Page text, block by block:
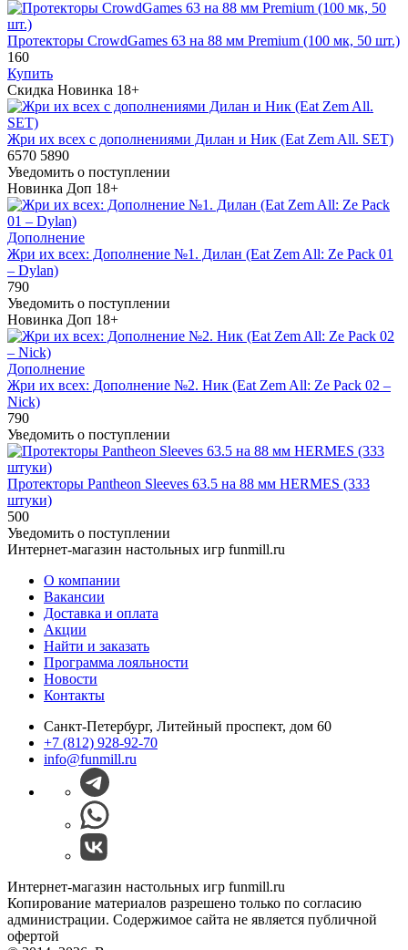
Протекторы CrowdGames 63 на 88 мм Premium (100 мк, 50 шт.)
160
Купить
Скидка Новинка 18+
Жри их всех с дополнениями Дилан и Ник (Eat Zem All. SET)
6570 5890
Уведомить о поступлении
Новинка Доп 18+
Дополнение
Жри их всех: Дополнение №1. Дилан (Eat Zem All: Ze Pack 01
– Dylan)
790
Уведомить о поступлении
Новинка Доп 18+
Дополнение
Жри их всех: Дополнение №2. Ник (Eat Zem All: Ze Pack 02 –
Nick)
790
Уведомить о поступлении
Протекторы Pantheon Sleeves 63.5 на 88 мм HERMES (333
штуки)
500
Уведомить о поступлении
Интернет-магазин настольных игр funmill.ru
О компании
Вакансии
Доставка и оплата
Акции
Найти и заказать
Программа лояльности
Новости
Контакты
Санкт-Петербург, Литейный проспект, дом 60
+7 (812) 928-92-70
info@funmill.ru
Интернет-магазин настольных игр funmill.ru
Копирование материалов разрешено только по согласию
администрации. Содержимое сайта не является публичной
офертой